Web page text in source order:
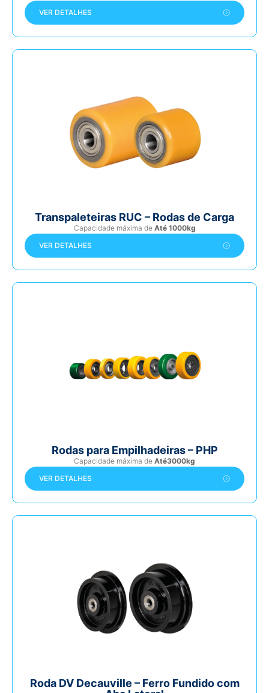
VER DETALHES
Transpaleteiras RUC – Rodas de Carga
Capacidade máxima de Até 1000kg
VER DETALHES
Rodas para Empilhadeiras – PHP
Capacidade máxima de Até3000kg
VER DETALHES
Roda DV Decauville – Ferro Fundido com